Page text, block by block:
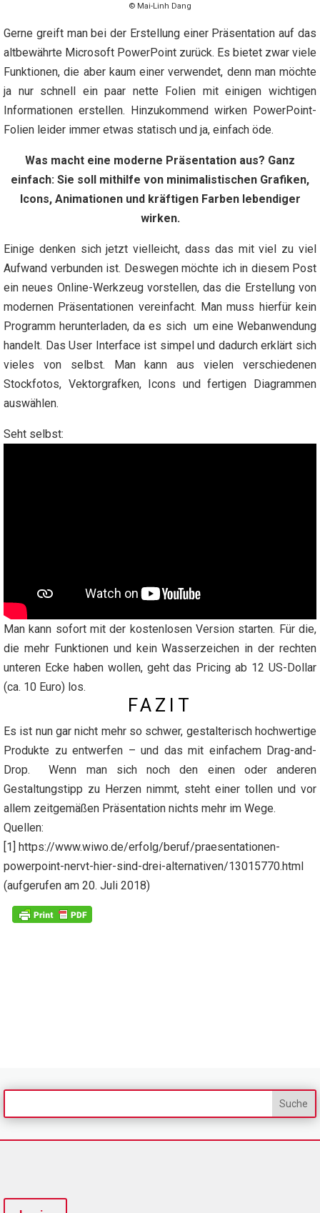
© Mai-Linh Dang
Gerne greift man bei der Erstellung einer Präsentation auf das
altbewährte Microsoft PowerPoint zurück. Es bietet zwar viele
Funktionen, die aber kaum einer verwendet, denn man möchte
ja nur schnell ein paar nette Folien mit einigen wichtigen
Informationen erstellen. Hinzukommend wirken PowerPoint-
Folien leider immer etwas statisch und ja, einfach öde.
Was macht eine moderne Präsentation aus? Ganz
einfach: Sie soll mithilfe von minimalistischen Grafiken,
Icons, Animationen und kräftigen Farben lebendiger
wirken.
Einige denken sich jetzt vielleicht, dass das mit viel zu viel
Aufwand verbunden ist. Deswegen möchte ich in diesem Post
ein neues Online-Werkzeug vorstellen, das die Erstellung von
modernen Präsentationen vereinfacht. Man muss hierfür kein
Programm herunterladen, da es sich um eine Webanwendung
handelt. Das User Interface ist simpel und dadurch erklärt sich
vieles von selbst. Man kann aus vielen verschiedenen
Stockfotos, Vektorgrafken, Icons und fertigen Diagrammen
auswählen.
Seht selbst:
Man kann sofort mit der kostenlosen Version starten. Für die,
die mehr Funktionen und kein Wasserzeichen in der rechten
unteren Ecke haben wollen, geht das Pricing ab 12 US-Dollar
(ca. 10 Euro) los.
FAZIT
Es ist nun gar nicht mehr so schwer, gestalterisch hochwertige
Produkte zu entwerfen – und das mit einfachem Drag-and-
Drop. Wenn man sich noch den einen oder anderen
Gestaltungstipp zu Herzen nimmt, steht einer tollen und vor
allem zeitgemäßen Präsentation nichts mehr im Wege.
Quellen:
[1] https://www.wiwo.de/erfolg/beruf/praesentationen-
powerpoint-nervt-hier-sind-drei-alternativen/13015770.html
(aufgerufen am 20. Juli 2018)